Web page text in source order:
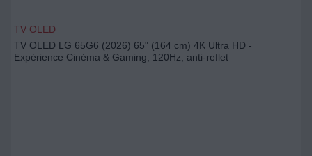
TV OLED
TV OLED LG 65G6 (2026) 65" (164 cm) 4K Ultra HD -
Expérience Cinéma & Gaming, 120Hz, anti-reflet